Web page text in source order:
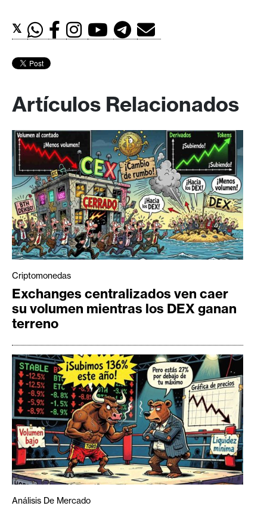
𝕏
Artículos Relacionados
Criptomonedas
Exchanges centralizados ven caer
su volumen mientras los DEX ganan
terreno
Análisis De Mercado